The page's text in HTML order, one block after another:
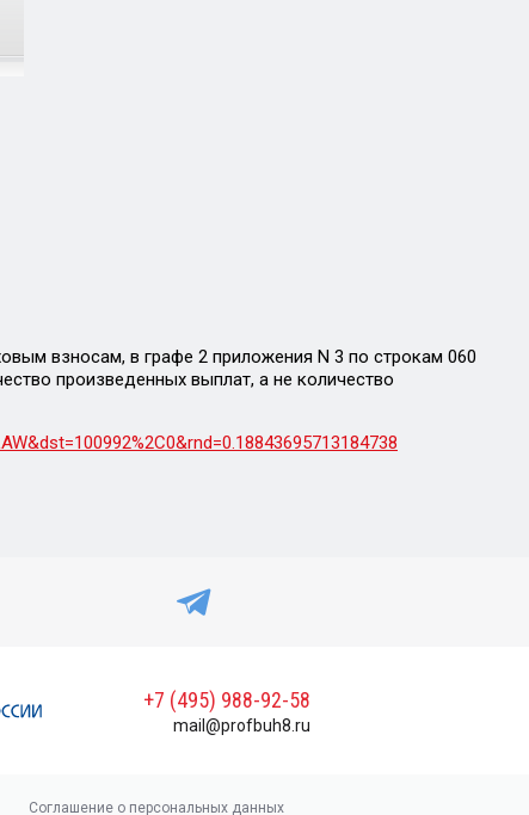
взносам, в графе 2 приложения N 3 по строкам 060
произведенных выплат, а не количество
+7 (495) 988-92-58
mail@profbuh8.ru
Соглашение о персональных данных